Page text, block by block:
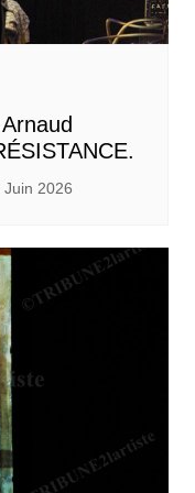
Juin 2026